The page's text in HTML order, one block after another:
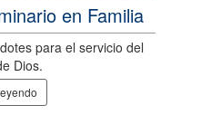
en Familia
para el servicio del
Dios.